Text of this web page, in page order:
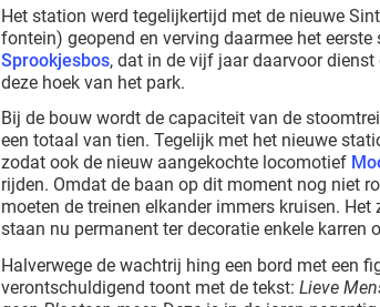
Het station werd tegelijkertijd met de nieuwe
fontein) geopend en verving daarmee het
Sprookjesbos, dat in de vijf jaar daarvoor
deze hoek van het park.
Bij de bouw wordt de capaciteit van de
een totaal van tien. Tegelijk met het nieuwe
zodat ook de nieuw aangekochte locomotief
rijden. Omdat de baan op dit moment nog niet
moeten de treinen elkander immers kruisen.
staan nu permanent ter decoratie enkele karren
Halverwege de wachtrij hing een bord met een
verontschuldigend toont met de tekst: Lieve